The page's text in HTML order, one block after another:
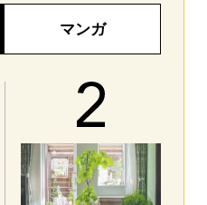
マンガ